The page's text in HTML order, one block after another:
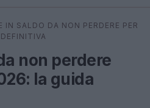
⌕ ×
IN SALDO DA NON PERDERE PER
non perdere
la guida